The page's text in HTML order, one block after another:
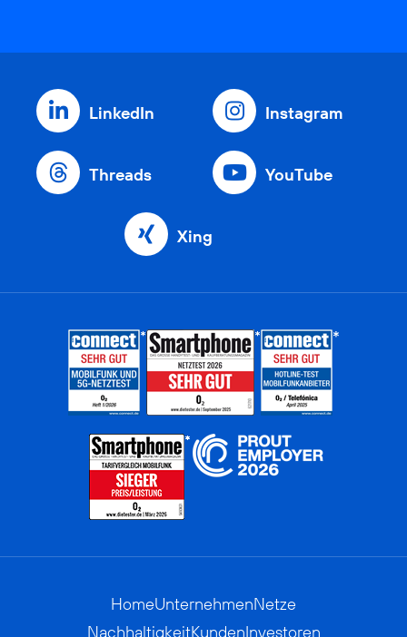
LinkedIn Instagram
Threads YouTube
Xing
HomeUnternehmenNetze
NachhaltigkeitKundenInvestoren